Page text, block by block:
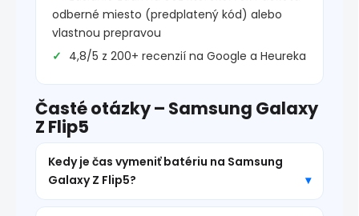
odberné miesto (predplatený kód) alebo
vlastnou prepravou
4,8/5 z 200+ recenzií na Google a Heureka
Časté otázky – Samsung Galaxy
Z Flip5
Kedy je čas vymeniť batériu na Samsung
Galaxy Z Flip5?